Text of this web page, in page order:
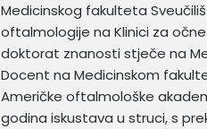
Medicinskog fakulteta
oftalmologije na Klinici za
doktorat znanosti stječe na
Docent na Medicinskom
Američke oftalmološke
godina iskustava u struci, s